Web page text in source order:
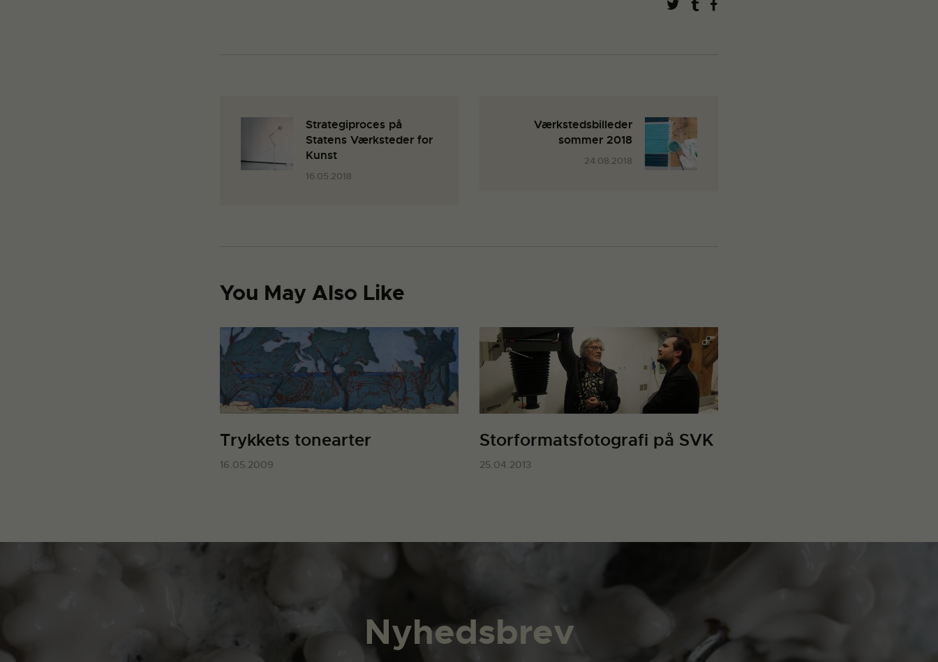
Strategiproces på
Statens Værksteder for
Kunst
16.05.2018
Værkstedsbilleder
sommer 2018
24.08.2018
You May Also Like
Trykkets tonearter
16.05.2009
Storformatsfotografi på SVK
25.04.2013
Nyhedsbrev